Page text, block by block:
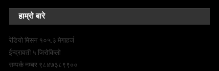
हाम्रो बारे
रेडियो मिसन १०५.३ मेगाहर्ज
ईन्द्रावती ५ जिरोकिलो
सम्पर्क नम्बर ९८४७३८९९००